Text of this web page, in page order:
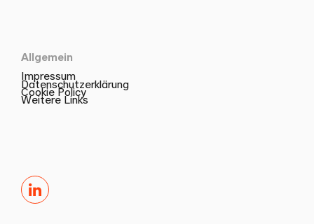
Allgemein
Impressum
Datenschutzerklärung
Cookie Policy
Weitere Links
LinkedIn